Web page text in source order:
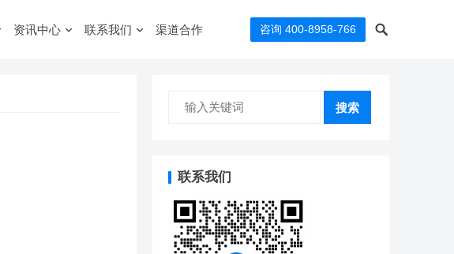
资讯中心 联系我们 渠道合作 咨询 400-8958-766
搜索
联系我们